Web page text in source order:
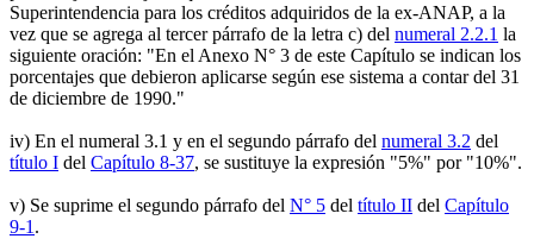
Superintendencia para los créditos adquiridos de la ex-ANAP, a la
vez que se agrega al tercer párrafo de la letra c) del numeral 2.2.1 la
siguiente oración: "En el Anexo N° 3 de este Capítulo se indican los
porcentajes que debieron aplicarse según ese sistema a contar del 31
de diciembre de 1990."
iv) En el numeral 3.1 y en el segundo párrafo del numeral 3.2 del
título I del Capítulo 8-37, se sustituye la expresión "5%" por "10%".
v) Se suprime el segundo párrafo del N° 5 del título II del Capítulo
9-1 .